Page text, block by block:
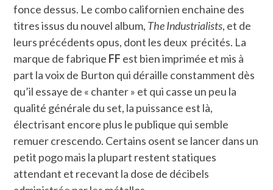
fonce dessus. Le combo californien enchaine des
titres issus du nouvel album, The Industrialists, et de
leurs précédents opus, dont les deux précités. La
marque de fabrique FF est bien imprimée et mis à
part la voix de Burton qui déraille constamment dès
qu’il essaye de « chanter » et qui casse un peu la
qualité générale du set, la puissance est là,
électrisant encore plus le publique qui semble
remuer crescendo. Certains osent se lancer dans un
petit pogo mais la plupart restent statiques
attendant et recevant la dose de décibels